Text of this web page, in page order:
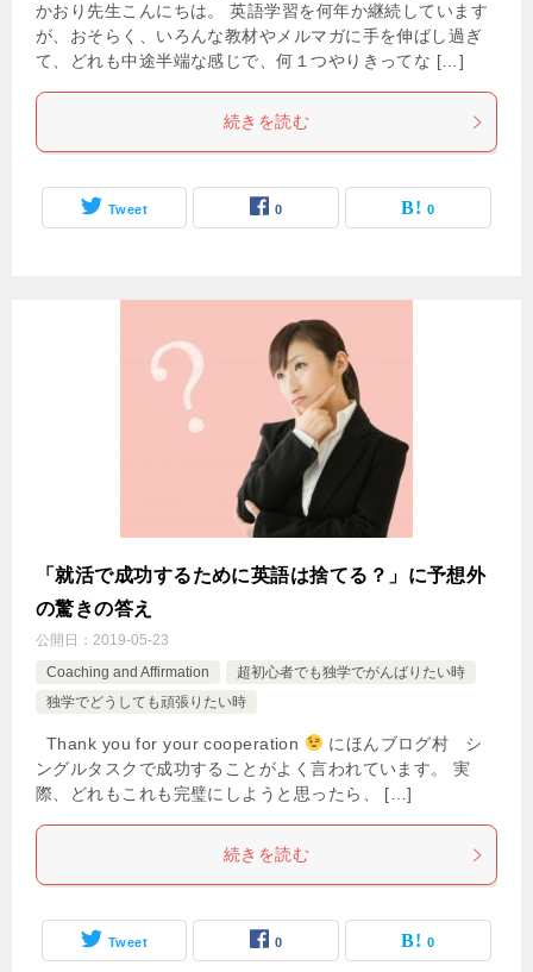
かおり先生こんにちは。 英語学習を何年か継続しています
が、おそらく、いろんな教材やメルマガに手を伸ばし過ぎ
て、どれも中途半端な感じで、何１つやりきってな […]
続きを読む
Tweet 0 0
「就活で成功するために英語は捨てる？」に予想外
の驚きの答え
公開日： 2019-05-23
Coaching and Affirmation
超初心者でも独学でがんばりたい時
独学でどうしても頑張りたい時
Thank you for your cooperation
にほんブログ村 シ
ングルタスクで成功することがよく言われています。 実
際、どれもこれも完璧にしようと思ったら、 […]
続きを読む
Tweet 0 0